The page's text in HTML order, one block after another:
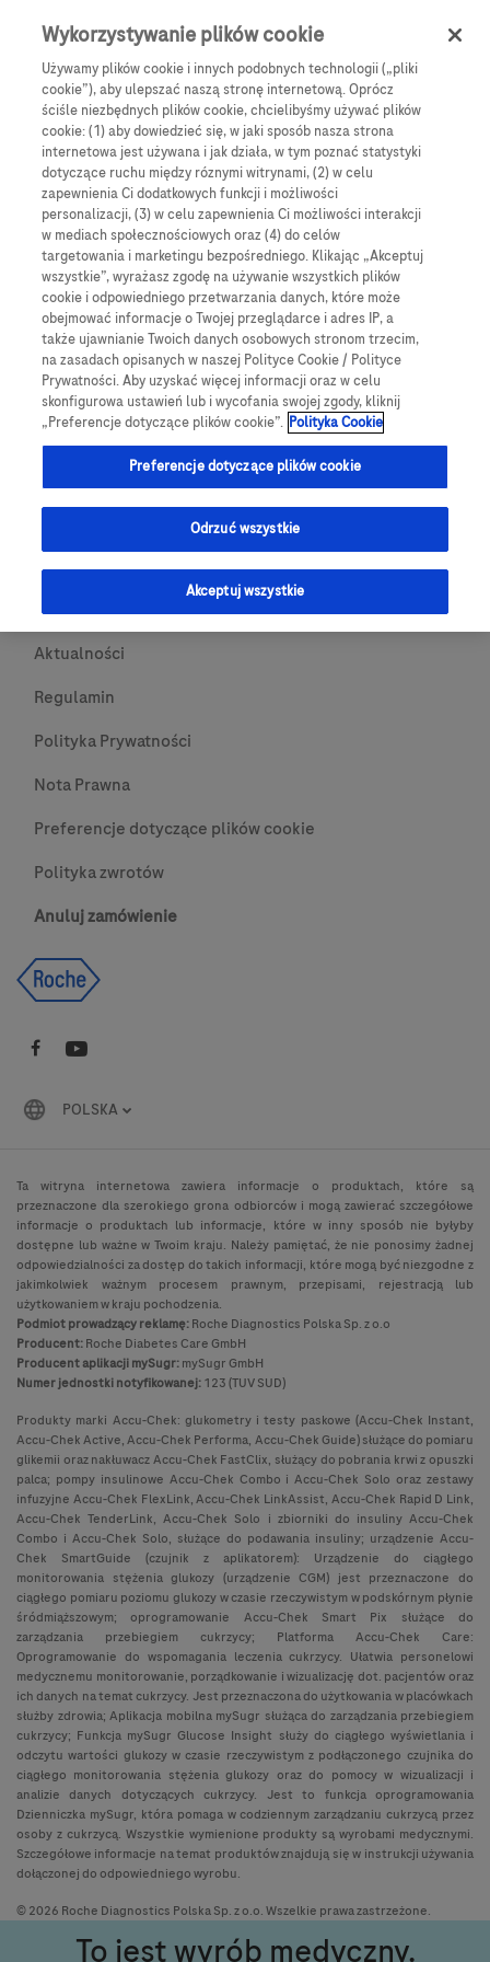
Skip to main content Menu
Products Articles
We are sorry, but no results were found for:
Globalne Strony Internetowe
Global Roche
Platforma Accu-Chek Care
Global Roche Diabetologia
Wszystkie lokalizacje
Skontaktuj się z nami
O nas
Aktualności
Regulamin
Polityka Prywatności
Nota Prawna
Preferencje dotyczące plików cookie
Polityka zwrotów
Anuluj zamówienie
POLSKA
Ta witryna internetowa zawiera informacje o produktach, które są
przeznaczone dla szerokiego grona odbiorców i mogą zawierać szczegółowe
informacje o produktach lub informacje, które w inny sposób nie byłyby
dostępne lub ważne w Twoim kraju. Należy pamiętać, że nie ponosimy żadnej
odpowiedzialności za dostęp do takich informacji, które mogą być niezgodne z
jakimkolwiek ważnym procesem prawnym, przepisami, rejestracją lub
użytkowaniem w kraju pochodzenia.
Podmiot prowadzący reklamę:Roche Diagnostics Polska Sp. z o.o
Producent:Roche Diabetes Care GmbH
Producent aplikacji mySugr:mySugr GmbH
Numer jednostki notyfikowanej:123 (TUV SUD)
Produkty marki Accu-Chek: glukometry i testy paskowe (Accu-Chek Instant,
Accu-Chek Active, Accu-Chek Performa, Accu-Chek Guide) służące do pomiaru
glikemii oraz nakłuwacz Accu-Chek FastClix, służący do pobrania krwi z opuszki
palca; pompy insulinowe Accu-Chek Combo i Accu-Chek Solo oraz zestawy
infuzyjne Accu-Chek FlexLink, Accu-Chek LinkAssist, Accu-Chek Rapid D Link,
Accu-Chek TenderLink, Accu-Chek Solo i zbiorniki do insuliny Accu-Chek
Combo i Accu-Chek Solo, służące do podawania insuliny; urządzenie Accu-
Chek SmartGuide (czujnik z aplikatorem): Urządzenie do ciągłego
monitorowania stężenia glukozy (urządzenie CGM) jest przeznaczone do
ciągłego pomiaru poziomu glukozy w czasie rzeczywistym w podskórnym płynie
śródmiąższowym; oprogramowanie Accu-Chek Smart Pix służące do
zarządzania przebiegiem cukrzycy; Platforma Accu-Chek Care:
Oprogramowanie do wspomagania leczenia cukrzycy. Ułatwia personelowi
medycznemu monitorowanie, porządkowanie i wizualizację dot. pacjentów oraz
ich danych na temat cukrzycy. Jest przeznaczona do użytkowania w placówkach
służby zdrowia; Aplikacja mobilna mySugr służąca do zarządzania przebiegiem
cukrzycy; Funkcja mySugr Glucose Insight służy do ciągłego wyświetlania i
odczytu wartości glukozy w czasie rzeczywistym z podłączonego czujnika do
ciągłego monitorowania stężenia glukozy oraz do pomocy w wizualizacji i
analizie danych dotyczących cukrzycy. Jest to funkcja oprogramowania
Dzienniczka mySugr, która pomaga w codziennym zarządzaniu cukrzycą przez
osoby z cukrzycą. Wszystkie wymienione produkty są wyrobami medycznymi.
Szczegółowe informacje na temat produktów znajdują się w instrukcji używania
dołączonej do odpowiedniego wyrobu.
© 2026 Roche Diagnostics Polska Sp. z o.o. Wszelkie prawa zastrzeżone.
To jest wyrób medyczny.
Wykorzystywanie plików cookie
Używamy plików cookie i innych podobnych technologii („pliki
cookie”), aby ulepszać naszą stronę internetową. Oprócz
ściśle niezbędnych plików cookie, chcielibyśmy używać plików
cookie: (1) aby dowiedzieć się, w jaki sposób nasza strona
internetowa jest używana i jak działa, w tym poznać statystyki
dotyczące ruchu między róznymi witrynami, (2) w celu
zapewnienia Ci dodatkowych funkcji i możliwości
personalizacji, (3) w celu zapewnienia Ci możliwości interakcji
w mediach społecznościowych oraz (4) do celów
targetowania i marketingu bezpośredniego. Klikając „Akceptuj
wszystkie”, wyrażasz zgodę na używanie wszystkich plików
cookie i odpowiedniego przetwarzania danych, które może
obejmować informacje o Twojej przeglądarce i adres IP, a
także ujawnianie Twoich danych osobowych stronom trzecim,
na zasadach opisanych w naszej Polityce Cookie / Polityce
Prywatności. Aby uzyskać więcej informacji oraz w celu
skonfigurowa ustawień lub i wycofania swojej zgody, kliknij
„Preferencje dotyczące plików cookie”. Polityka Cookie
Preferencje dotyczące plików cookie
Odrzuć wszystkie
Akceptuj wszystkie